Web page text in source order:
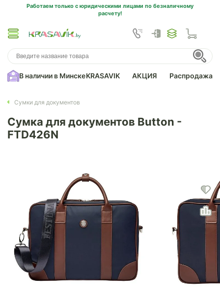
Работаем только с юридическими лицами по безналичному
расчету!
В наличии в МинскеKRASAVIK АКЦИЯ Распродажа
Сумки для документов
Сумка для документов Button -
FTD426N